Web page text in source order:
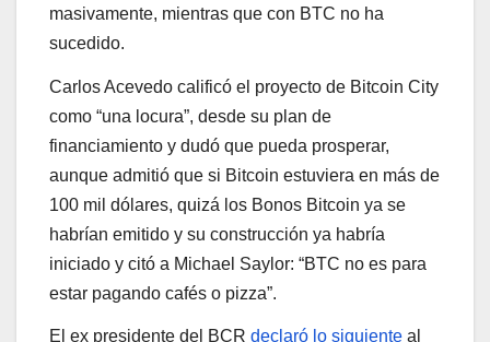
masivamente, mientras que con BTC no ha
sucedido.
Carlos Acevedo calificó el proyecto de Bitcoin City
como “una locura”, desde su plan de
financiamiento y dudó que pueda prosperar,
aunque admitió que si Bitcoin estuviera en más de
100 mil dólares, quizá los Bonos Bitcoin ya se
habrían emitido y su construcción ya habría
iniciado y citó a Michael Saylor: “BTC no es para
estar pagando cafés o pizza”.
El ex presidente del BCR declaró lo siguiente al